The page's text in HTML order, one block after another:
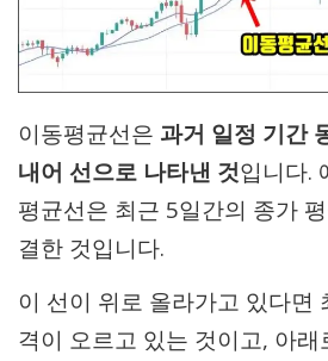
이동평균선은 과거 일정 기간
내어 선으로 나타낸 것입니다.
평균선은 최근 5일간의 종가
결한 것입니다.
이 선이 위로 올라가고 있다면
격이 오르고 있는 것이고, 아래